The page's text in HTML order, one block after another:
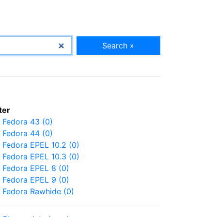
Search »
Fedora 43 (0)
Fedora 44 (0)
Fedora EPEL 10.2 (0)
Fedora EPEL 10.3 (0)
Fedora EPEL 8 (0)
Fedora EPEL 9 (0)
Fedora Rawhide (0)